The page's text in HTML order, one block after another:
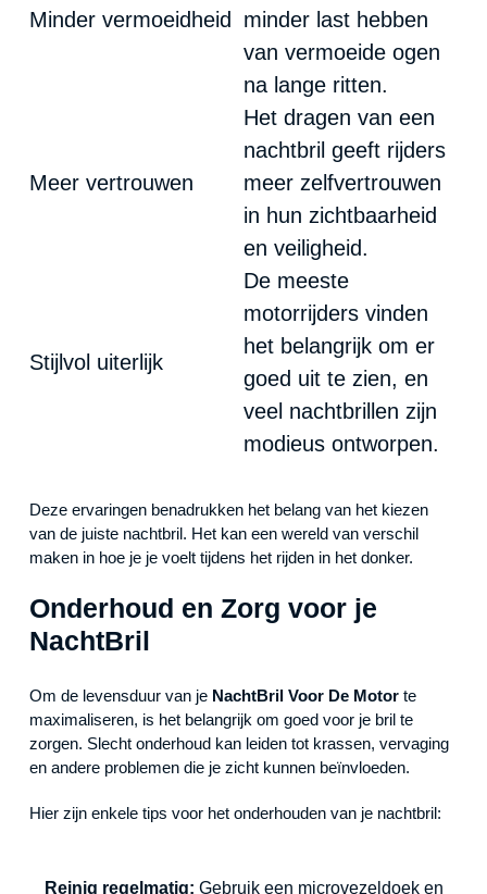
Minder vermoeidheid
minder last hebben
van vermoeide ogen
na lange ritten.
Meer vertrouwen
Het dragen van een
nachtbril geeft rijders
meer zelfvertrouwen
in hun zichtbaarheid
en veiligheid.
Stijlvol uiterlijk
De meeste
motorrijders vinden
het belangrijk om er
goed uit te zien, en
veel nachtbrillen zijn
modieus ontworpen.
Deze ervaringen benadrukken het belang van het kiezen
van de juiste nachtbril. Het kan een wereld van verschil
maken in hoe je je voelt tijdens het rijden in het donker.
Onderhoud en Zorg voor je
NachtBril
Om de levensduur van je NachtBril Voor De Motor te
maximaliseren, is het belangrijk om goed voor je bril te
zorgen. Slecht onderhoud kan leiden tot krassen, vervaging
en andere problemen die je zicht kunnen beïnvloeden.
Hier zijn enkele tips voor het onderhouden van je nachtbril:
Reinig regelmatig: Gebruik een microvezeldoek en